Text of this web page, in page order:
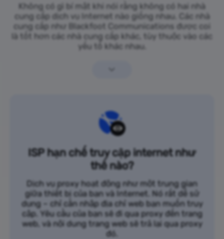
Không có gì bí mật khi nói rằng không có hai nhà
cung cấp dịch vụ Internet nào giống nhau. Các nhà
cung cấp như Blackfoot Communications được coi
là tốt hơn các nhà cung cấp khác, tùy thuộc vào các
yếu tố khác nhau.
ISP hạn chế truy cập internet như
thế nào?
Dịch vụ proxy hoạt động như một trung gian
giữa thiết bị của bạn và Internet. Nó rất dễ sử
dụng – chỉ cần nhập địa chỉ web bạn muốn truy
cập. Yêu cầu của bạn sẽ đi qua proxy đến trang
web, và nội dung trang web sẽ trả lại qua proxy
đó.